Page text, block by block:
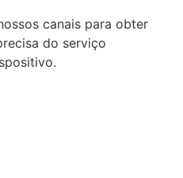
canais para obter
do serviço